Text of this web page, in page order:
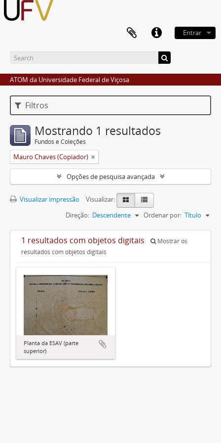
Entrar
ATOM da Universidade Federal de Viçosa
Filtros
Mostrando 1 resultados
Fundos e Coleções
Mauro Chaves (Copiador)
Opções de pesquisa avançada
Visualizar impressão
Visualizar:
Ordenar por: Título
Direção: Descendente
1 resultados com objetos digitais
Mostrar os
resultados com objetos digitais
Planta da ESAV (parte
superior)